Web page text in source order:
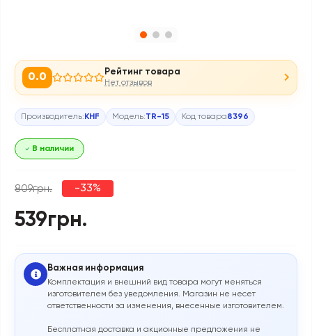
0.0 Рейтинг товара
Нет отзывов
Производитель: KHF Модель:TR-15 Код товара8396
В наличии
809грн. -33%
539грн.
Важная информация
Комплектация и внешний вид товара могут меняться
изготовителем без уведомления. Магазин не несет
ответственности за изменения, внесенные изготовителем.
Бесплатная доставка и акционные предложения не